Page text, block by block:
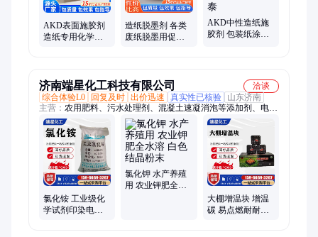
AKD表面施胶剂
造纸专用化学助
造纸脱墨剂 各类
废纸脱墨用促进
AKD中性造纸施
胶剂 包装纸涂布
济南端星化工科技有限公司
洽谈
综合体验L0
回复及时 出价迅速 真实性已核验
山东济南
主营： 农用肥料、污水处理剂、混凝土速凝消泡等添加剂、电镀
助剂、电镀用硫酸铜纤维素等添加剂、洗涤原料、水产养殖用添
加剂、阻燃剂
氯化铵 工业级化
学试剂印染电镀
氯化钾 水产养殖
用 农业钾肥全水
大棚增温块 增温
碳 易点燃耐耐燃